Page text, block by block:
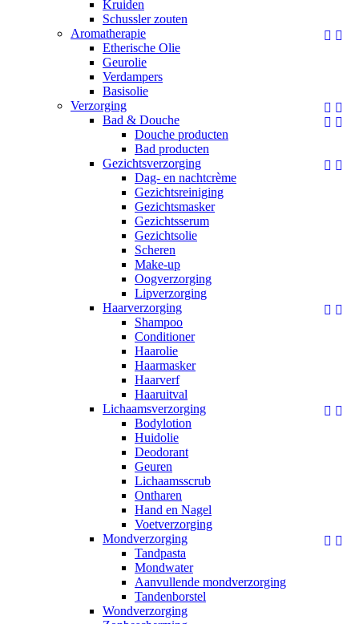
Kruiden
Schussler zouten
 
Aromatherapie
Etherische Olie
Geurolie
Verdampers
Basisolie
 
Verzorging
 
Bad & Douche
Douche producten
Bad producten
 
Gezichtsverzorging
Dag- en nachtcrème
Gezichtsreiniging
Gezichtsmasker
Gezichtsserum
Gezichtsolie
Scheren
Make-up
Oogverzorging
Lipverzorging
 
Haarverzorging
Shampoo
Conditioner
Haarolie
Haarmasker
Haarverf
Haaruitval
 
Lichaamsverzorging
Bodylotion
Huidolie
Deodorant
Geuren
Lichaamsscrub
Ontharen
Hand en Nagel
Voetverzorging
 
Mondverzorging
Tandpasta
Mondwater
Aanvullende mondverzorging
Tandenborstel
Wondverzorging